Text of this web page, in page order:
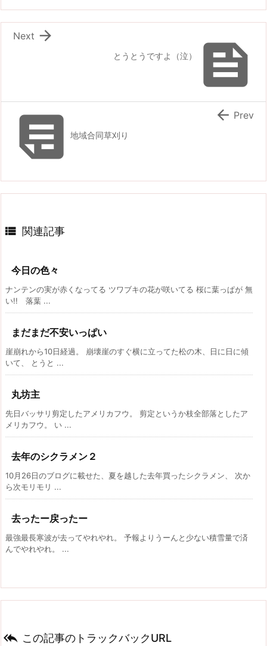

とうとうですよ（泣）

Next
地域合同草刈り
 Prev
 関連記事
今日の色々
ナンテンの実が赤くなってる ツワブキの花が咲いてる 桜に葉っぱが 無
い!! 落葉 ...
まだまだ不安いっぱい
崖崩れから10日経過。 崩壊崖のすぐ横に立ってた松の木、日に日に傾
いて、 とうと ...
丸坊主
先日バッサリ剪定したアメリカフウ。 剪定というか枝全部落としたア
メリカフウ。 い ...
去年のシクラメン２
10月26日のブログに載せた、夏を越した去年買ったシクラメン、 次か
ら次モリモリ ...
去ったー戻ったー
最強最長寒波が去ってやれやれ。 予報よりうーんと少ない積雪量で済
んでやれやれ。 ...
 この記事のトラックバックURL